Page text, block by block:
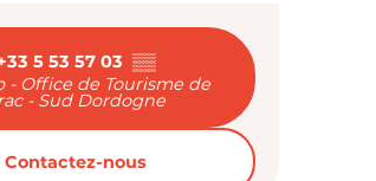
5 53 57 03 ▒▒
- Office de Tourisme de
- Sud Dordogne
Contactez-nous